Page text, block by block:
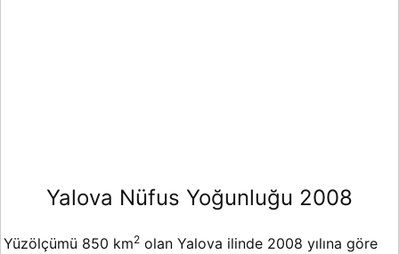
Yalova Nüfus Yoğunluğu 2008
Yüzölçümü 850 km2 olan Yalova ilinde 2008 yılına göre